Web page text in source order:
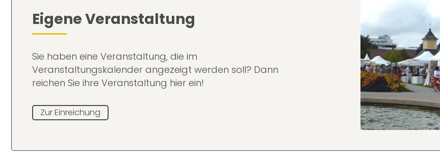
Eigene Veranstaltung
Sie haben eine Veranstaltung, die im
Veranstaltungskalender angezeigt werden soll? Dann
reichen Sie ihre Veranstaltung hier ein!
Zur Einreichung